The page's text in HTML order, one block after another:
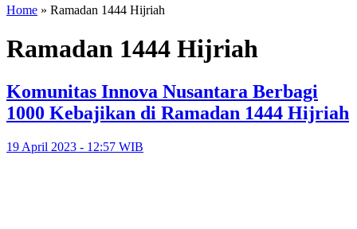
Home » Ramadan 1444 Hijriah
Ramadan 1444 Hijriah
Komunitas Innova Nusantara Berbagi
1000 Kebajikan di Ramadan 1444 Hijriah
19 April 2023 - 12:57 WIB